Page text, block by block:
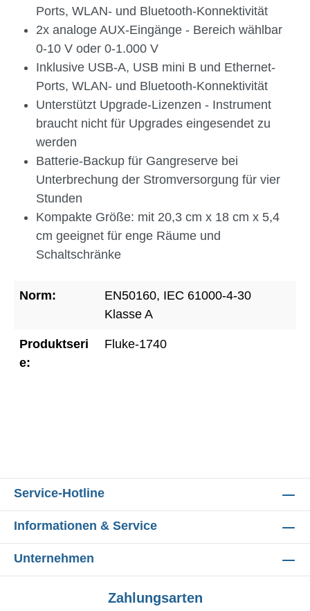
Ports, WLAN- und Bluetooth-Konnektivität
2x analoge AUX-Eingänge - Bereich wählbar
0-10 V oder 0-1.000 V
Inklusive USB-A, USB mini B und Ethernet-
Ports, WLAN- und Bluetooth-Konnektivität
Unterstützt Upgrade-Lizenzen - Instrument
braucht nicht für Upgrades eingesendet zu
werden
Batterie-Backup für Gangreserve bei
Unterbrechung der Stromversorgung für vier
Stunden
Kompakte Größe: mit 20,3 cm x 18 cm x 5,4
cm geeignet für enge Räume und
Schaltschränke
Norm:
EN50160, IEC 61000-4-30
Klasse A
Produktseri
e:
Fluke-1740
Service-Hotline
Informationen & Service
Unternehmen
Zahlungsarten